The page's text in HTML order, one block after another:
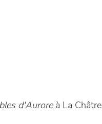
d'Auroreà La Châtre